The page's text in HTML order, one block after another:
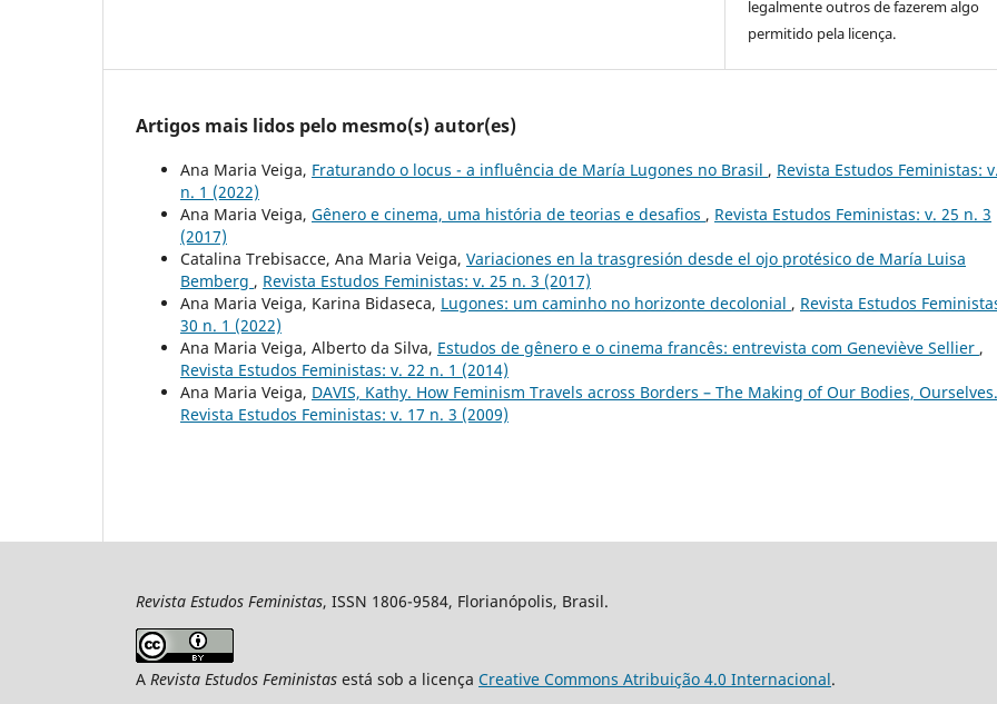
legalmente outros de fazerem algo
permitido pela licença.
Artigos mais lidos pelo mesmo(s) autor(es)
Ana Maria Veiga, Fraturando o locus - a influência de María Lugones no Brasil , Revista Estudos Feministas:
n. 1 (2022)
Ana Maria Veiga, Gênero e cinema, uma história de teorias e desafios , Revista Estudos Feministas: v. 25 n. 3
(2017)
Catalina Trebisacce, Ana Maria Veiga, Variaciones en la trasgresión desde el ojo protésico de María Luisa
Bemberg , Revista Estudos Feministas: v. 25 n. 3 (2017)
Ana Maria Veiga, Karina Bidaseca, Lugones: um caminho no horizonte decolonial , Revista Estudos
30 n. 1 (2022)
Ana Maria Veiga, Alberto da Silva, Estudos de gênero e o cinema francês: entrevista com Geneviève Sellier ,
Revista Estudos Feministas: v. 22 n. 1 (2014)
Ana Maria Veiga, DAVIS, Kathy. How Feminism Travels across Borders – The Making of Our Bodies, Ourselves.
Revista Estudos Feministas: v. 17 n. 3 (2009)
Revista Estudos Feministas, ISSN 1806-9584, Florianópolis, Brasil.
A Revista Estudos Feministas está sob a licença Creative Commons Atribuição 4.0 Internacional.